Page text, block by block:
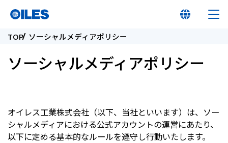
オイレスとは
TOP ソーシャルメディアポリシー
ソーシャルメディアポリシー
オイレス工業株式会社（以下、当社といいます）は、ソー
シャルメディアにおける公式アカウントの運営にあたり、
以下に定める基本的なルールを遵守し行動いたします。